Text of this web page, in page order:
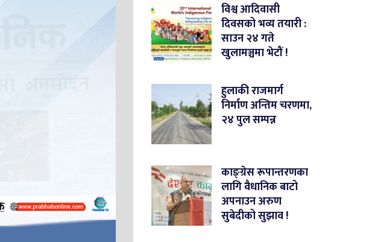
विश्व आदिवासी
दिवसको भव्य तयारी :
साउन २४ गते
खुलामञ्चमा भेटौं !
हुलाकी राजमार्ग
निर्माण अन्तिम चरणमा,
२४ पुल सम्पन्न
काङ्ग्रेस रूपान्तरणका
लागि वैधानिक बाटो
अपनाउन अरुण
सुबेदीको सुझाव !